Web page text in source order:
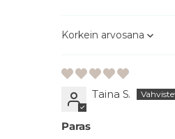
Sort by
Taina S.
Paras